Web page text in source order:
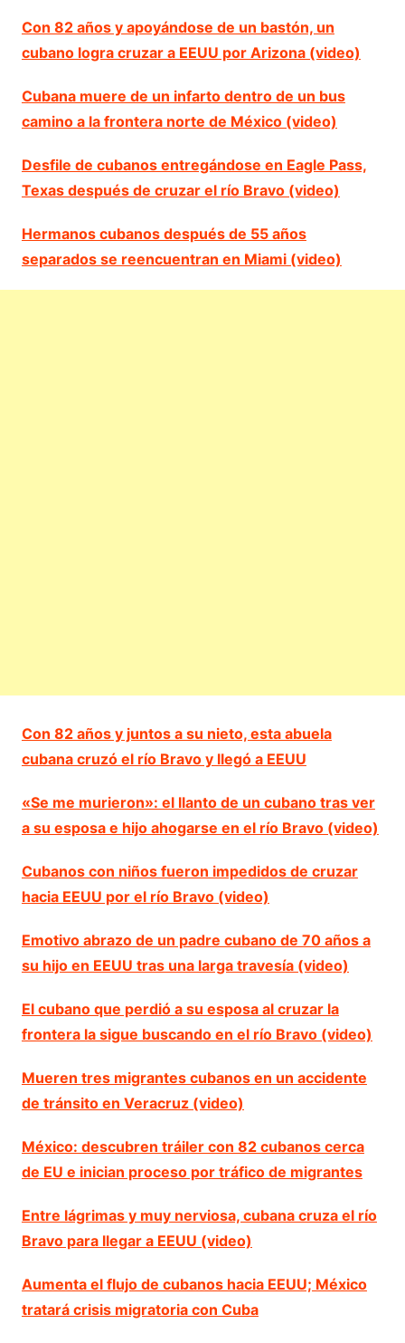
Con 82 años y apoyándose de un bastón, un
cubano logra cruzar a EEUU por Arizona (video)
Cubana muere de un infarto dentro de un bus
camino a la frontera norte de México (video)
Desfile de cubanos entregándose en Eagle Pass,
Texas después de cruzar el río Bravo (video)
Hermanos cubanos después de 55 años
separados se reencuentran en Miami (video)
Con 82 años y juntos a su nieto, esta abuela
cubana cruzó el río Bravo y llegó a EEUU
«Se me murieron»: el llanto de un cubano tras ver
a su esposa e hijo ahogarse en el río Bravo (video)
Cubanos con niños fueron impedidos de cruzar
hacia EEUU por el río Bravo (video)
Emotivo abrazo de un padre cubano de 70 años a
su hijo en EEUU tras una larga travesía (video)
El cubano que perdió a su esposa al cruzar la
frontera la sigue buscando en el río Bravo (video)
Mueren tres migrantes cubanos en un accidente
de tránsito en Veracruz (video)
México: descubren tráiler con 82 cubanos cerca
de EU e inician proceso por tráfico de migrantes
Entre lágrimas y muy nerviosa, cubana cruza el río
Bravo para llegar a EEUU (video)
Aumenta el flujo de cubanos hacia EEUU; México
tratará crisis migratoria con Cuba